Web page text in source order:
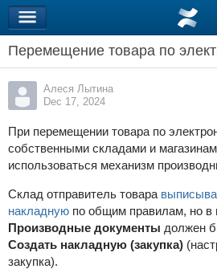
Перемещение товара по
Алеся Лытина
Dec 17, 2024
При перемещении товара по
собственными складами и
использоваться механизм
Склад отправитель товара
накладную по общим правилам, но в
Производные документы должен
Создать накладную (закупка)
закупка).